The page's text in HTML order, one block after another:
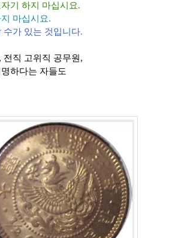
기 하지 마십시요.
마십시요.
수가 있는 것입니다.
전직 고위직 공무원,
하다는 자들도